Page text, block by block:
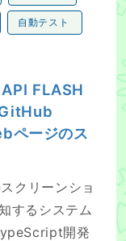
自動テスト
FLASH
ページのス
クリーンショ
するシステム
開発